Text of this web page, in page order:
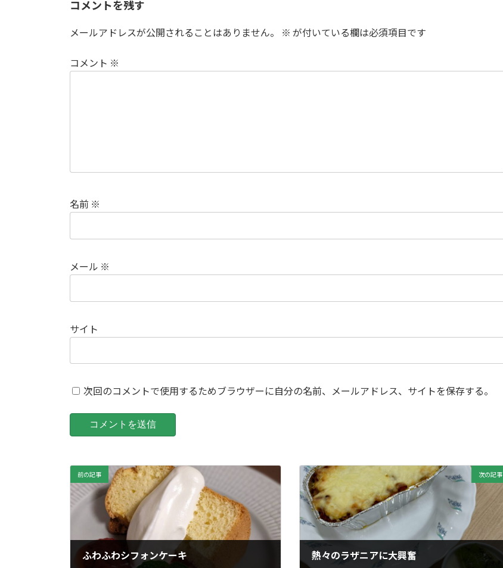
コメントを残す
メールアドレスが公開されることはありません。 ※ が付いている欄は必須項目です
コメント ※
名前 ※
メール ※
サイト
次回のコメントで使用するためブラウザーに自分の名前、メールアドレス、サイトを保存する。
前の記事
ふわふわシフォンケーキ
次の記事
熱々のラザニアに大興奮